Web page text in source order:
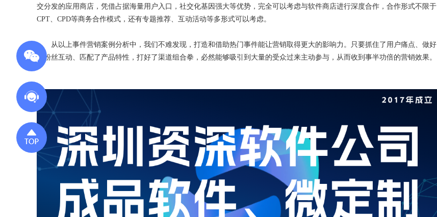
交分发的应用商店，凭借占据海量用户入口，社交化基因强大等优势，完全可以考虑与软件商店进行深度合作，合作形式不限于
CPT、CPD等商务合作模式，还有专题推荐、互动活动等多形式可以考虑。
从以上事件营销案例分析中，我们不难发现，打造和借助热门事件能让营销取得更大的影响力。只要抓住了用户痛点、做好
了粉丝互动、匹配了产品特性，打好了渠道组合拳，必然能够吸引到大量的受众过来主动参与，从而收到事半功倍的营销效果。